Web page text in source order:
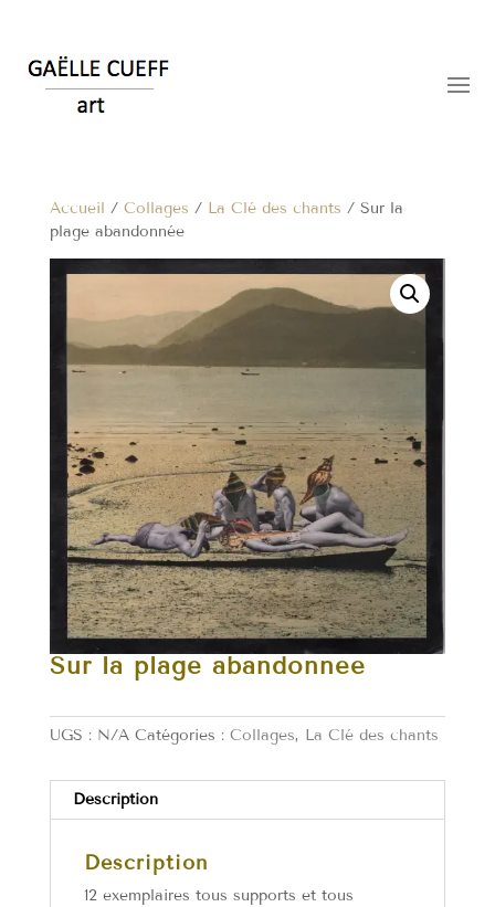
Accueil / Collages / La Clé des chants / Sur la
plage abandonnée
Sur la plage abandonnée
UGS : N/A Catégories : Collages, La Clé des chants
Description
Description
12 exemplaires tous supports et tous